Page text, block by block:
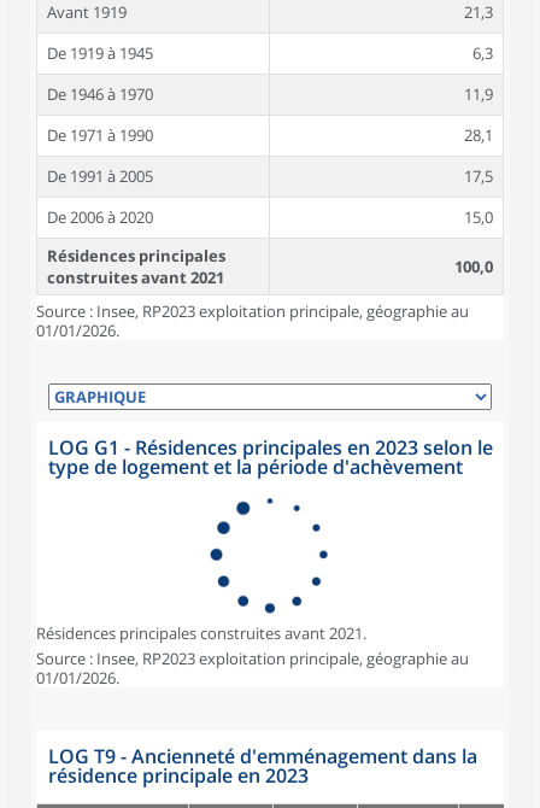
Avant 1919
21,3
De 1919 à 1945
6,3
De 1946 à 1970
11,9
De 1971 à 1990
28,1
De 1991 à 2005
17,5
De 2006 à 2020
15,0
Résidences principales
construites avant 2021
100,0
Source : Insee, RP2023 exploitation principale, géographie au
01/01/2026.
LOG G1 - Résidences principales en 2023 selon le
type de logement et la période d'achèvement
Résidences principales construites avant 2021.
Source : Insee, RP2023 exploitation principale, géographie au
01/01/2026.
LOG T9 - Ancienneté d'emménagement dans la
résidence principale en 2023